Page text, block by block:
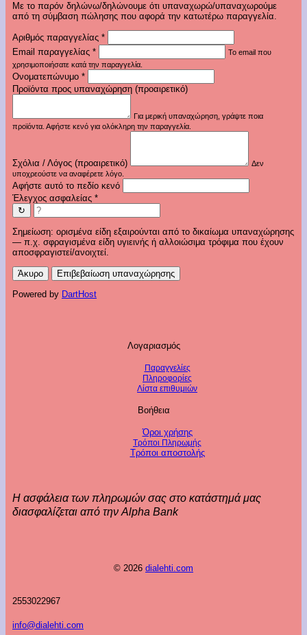
Με το παρόν δηλώνω/δηλώνουμε ότι υπαναχωρώ/υπαναχωρούμε
από τη σύμβαση πώλησης που αφορά την κατωτέρω παραγγελία.
Αριθμός παραγγελίας *
Email παραγγελίας *
Το email που
χρησιμοποιήσατε κατά την παραγγελία.
Ονοματεπώνυμο *
Προϊόντα προς υπαναχώρηση (προαιρετικό)
Για μερική υπαναχώρηση, γράψτε ποια
προϊόντα. Αφήστε κενό για ολόκληρη την παραγγελία.
Σχόλια / Λόγος (προαιρετικό)
Δεν
υποχρεούστε να αναφέρετε λόγο.
Αφήστε αυτό το πεδίο κενό
Έλεγχος ασφαλείας *
↻
Σημείωση: ορισμένα είδη εξαιρούνται από το δικαίωμα υπαναχώρησης
— π.χ. σφραγισμένα είδη υγιεινής ή αλλοιώσιμα τρόφιμα που έχουν
αποσφραγιστεί/ανοιχτεί.
Άκυρο Επιβεβαίωση υπαναχώρησης
Powered by DartHost
Λογαριασμός
Παραγγελίες
Πληροφορίες
Λίστα επιθυμιών
Βοήθεια
Όροι χρήσης
Τρόποι Πληρωμής
Τρόποι αποστολής
Η ασφάλεια των πληρωμών σας στο κατάστημά μας
διασφαλίζεται από την Alpha Bank
© 2026 dialehti.com
2553022967
info@dialehti.com